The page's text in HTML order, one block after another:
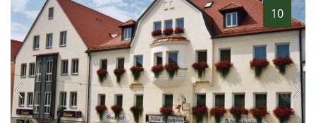
10